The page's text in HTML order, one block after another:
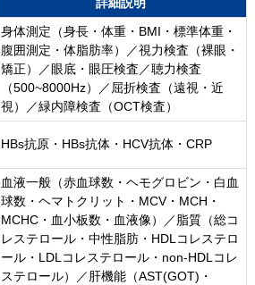
詳細説明
身体測定（身長・体重・BMI・標準体重・
腹囲測定・体脂肪率）／視力検査（裸眼・
矯正）／眼底・眼圧検査／聴力検査
（500~8000Hz）／屈折検査（遠視・近
視）／緑内障検査（OCT検査）
HBs抗原・HBs抗体・HCV抗体・CRP
血液一般（赤血球数・ヘモグロビン・白血
球数・ヘマトクリット・MCV・MCH・
MCHC・血小板数・血液像）／脂質（総コ
レステロール・中性脂肪・HDLコレステロ
ール・LDLコレステロール・non-HDLコレ
ステロール）／肝機能（AST(GOT)・